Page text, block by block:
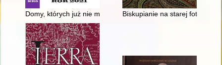
Domy, których już nie ma Biskupianie na starej fotografii